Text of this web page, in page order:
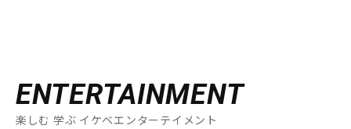
ENTERTAINMENT
楽しむ 学ぶ イケベエンターテイメント